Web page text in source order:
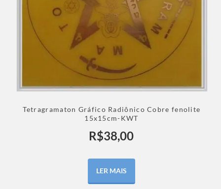
Tetragramaton Gráfico Radiônico Cobre fenolite
15x15cm-KWT
R$38,00
LER MAIS